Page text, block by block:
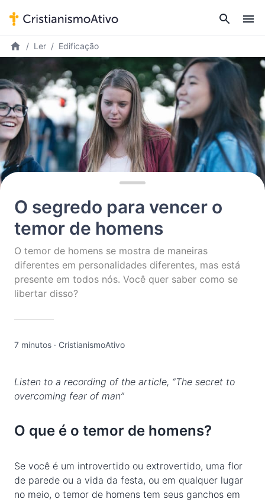
Ler Edificação
O segredo para vencer o
temor de homens
O temor de homens se mostra de maneiras
diferentes em personalidades diferentes, mas está
presente em todos nós. Você quer saber como se
libertar disso?
7 minutos · CristianismoAtivo
Listen to a recording of the article, “The secret to
overcoming fear of man”
O que é o temor de homens?
Se você é um introvertido ou extrovertido, uma flor
de parede ou a vida da festa, ou em qualquer lugar
no meio, o temor de homens tem seus ganchos em